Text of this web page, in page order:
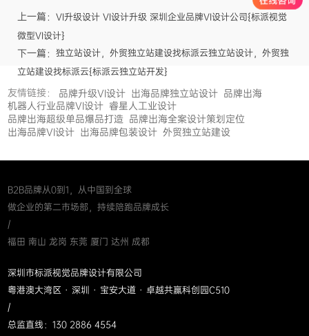
上一篇： VI升级设计 VI设计升级 深圳企业品牌VI设计公司{标派视觉
微型VI设计}
下一篇： 独立站设计，外贸独立站建设找标派云独立站设计，外贸独
立站建设找标派云{标派云独立站开发}
友情链接： 品牌升级VI设计 出海品牌独立站设计 品牌出海
机器人行业品牌VI设计 睿星人工业设计
品牌出海超级单品爆品打造 品牌出海全案设计策划定位
出海品牌VI设计 出海品牌包装设计 外贸独立站建设
B2B品牌从0到1，从中国到全球
做企业的第二市场部，持续陪跑品牌成长
/
福田 南山 龙岗 东莞 厦门 达州 成都
深圳市标派视觉品牌设计有限公司
粤港澳大湾区 · 深圳 · 宝安大道 · 卓越共赢科创园C510
/
总监直线：130 2886 4554